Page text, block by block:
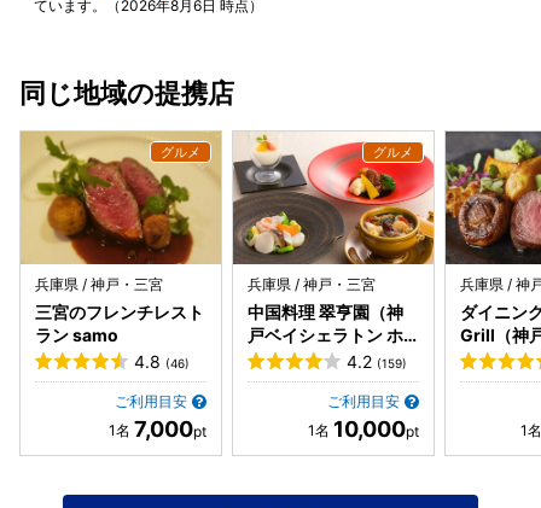
ン ジューシーな鶏モモに、 甘辛ヤンニョムだれがしっかり
がふわっと広がる定番の優秀ポジション。 シャキシャキ食感
でさっぱりしてるから、 こってり肉の合間に食べると無限に
リセットされるやつ(笑) ◆大皿8秒カルビ サッと炙るだけで
OKな薄切りスタイル。 やわらかさが段違いでとろける♡ 脂
の甘みがじゅわっと広がって、 これは間違いなく必食レベ
ル！ ◆韓国風ホルモン盛り合わせ 焼いてると脂がじゅわっ
と溶けて、 甘みとコクが一気に広がる♡ 韓国風の味付け
で、 ピリッとしたアクセントもあってお酒が止まらん。 ◆
ハツ、レバー ハツはコリコリ食感でクセなくさっぱり系♡
噛むほどに旨みがじんわり出てくるのがいい。 レバーはとろ
っと濃厚で、鉄分系のコクがしっかり♡ 焼きすぎ注意で、ち
ょいレアめが最高にうまい。 ◆韓国風甘辛IPPONカルビ し
っかり甘辛ダレが絡んでて、 コク深い味わいがガツンとくる
♡ エゴマの葉で包むと一気に爽やかさプラスされて、 香り
もよくてこれがほんまに相性最強すぎた。 ◆盛岡冷麺 つる
っとした麺に、 さっぱりスープが染みてて最高にちょうどい
ています。（2026年8月6日 時点）
同じ地域の提携店
兵庫県 / 神戸・三宮
三宮のフレンチレスト
ラン samo
4.8 (46)
ご利用目安
7,000
兵庫県 / 神戸・三宮
中国料理 翠亨園（神
戸ベイシェラトン ホ
テル&タワーズ内）
4.2 (159)
ご利用目安
10,000
兵庫県 / 神
ダイニン
Grill（神
トン ホテ
内）